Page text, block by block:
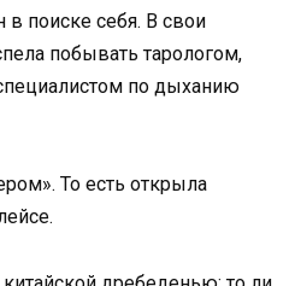
поиске себя. В свои
побывать тарологом,
по дыханию
То есть открыла